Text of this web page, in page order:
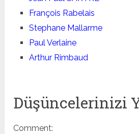
François Rabelais
Stephane Mallarme
Paul Verlaine
Arthur Rimbaud
Düşüncelerinizi
Comment: